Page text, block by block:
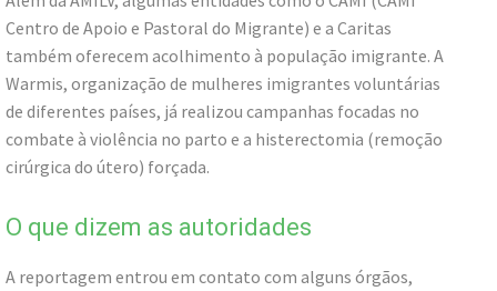
Centro de Apoio e Pastoral do Migrante) e a Caritas
também oferecem acolhimento à população imigrante. A
Warmis, organização de mulheres imigrantes voluntárias
de diferentes países, já realizou campanhas focadas no
combate à violência no parto e a histerectomia (remoção
cirúrgica do útero) forçada.
O que dizem as autoridades
A reportagem entrou em contato com alguns órgãos,